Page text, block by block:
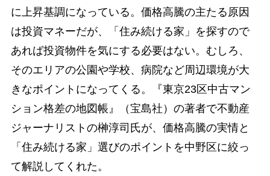
に上昇基調になっている。価格高騰の主たる原因
は投資マネーだが、「住み続ける家」を探すので
あれば投資物件を気にする必要はない。むしろ、
そのエリアの公園や学校、病院など周辺環境が大
きなポイントになってくる。『東京23区中古マン
ション格差の地図帳』（宝島社）の著者で不動産
ジャーナリストの榊淳司氏が、価格高騰の実情と
「住み続ける家」選びのポイントを中野区に絞っ
て解説してくれた。